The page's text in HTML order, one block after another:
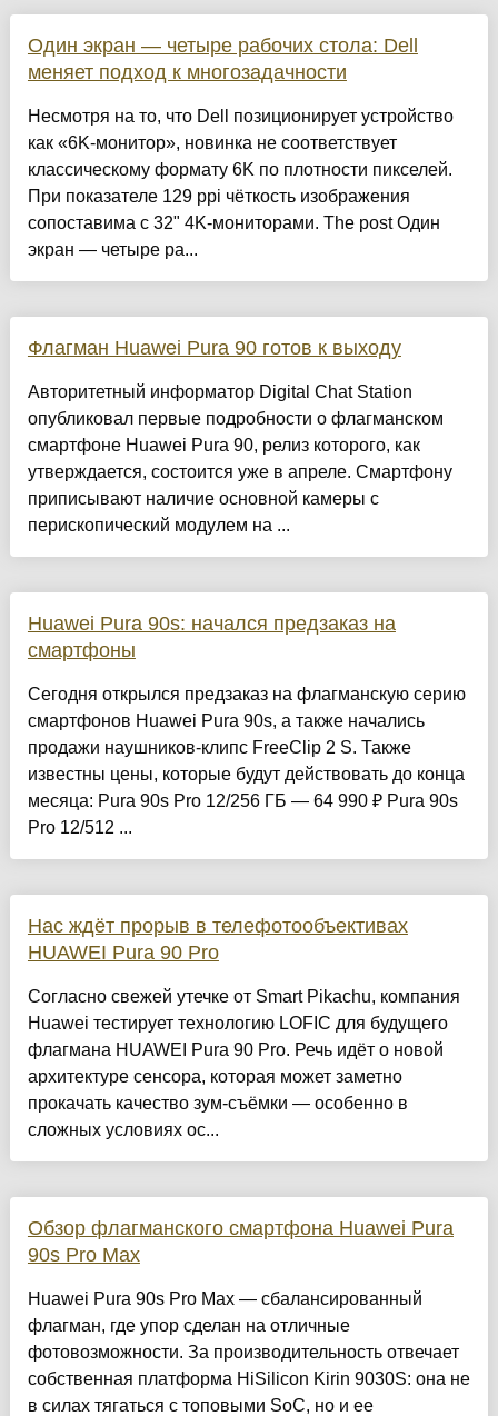
Один экран — четыре рабочих стола: Dell
меняет подход к многозадачности
Несмотря на то, что Dell позиционирует устройство
как «6K-монитор», новинка не соответствует
классическому формату 6K по плотности пикселей.
При показателе 129 ppi чёткость изображения
сопоставима с 32" 4K-мониторами. The post Один
экран — четыре ра...
Флагман Huawei Pura 90 готов к выходу
Авторитетный информатор Digital Chat Station
опубликовал первые подробности о флагманском
смартфоне Huawei Pura 90, релиз которого, как
утверждается, состоится уже в апреле. Смартфону
приписывают наличие основной камеры с
перископический модулем на ...
Huawei Pura 90s: начался предзаказ на
смартфоны
Сегодня открылся предзаказ на флагманскую серию
смартфонов Huawei Pura 90s, а также начались
продажи наушников-клипс FreeClip 2 S. Также
известны цены, которые будут действовать до конца
месяца: Pura 90s Pro 12/256 ГБ — 64 990 ₽ Pura 90s
Pro 12/512 ...
Нас ждёт прорыв в телефотообъективах
HUAWEI Pura 90 Pro
Согласно свежей утечке от Smart Pikachu, компания
Huawei тестирует технологию LOFIC для будущего
флагмана HUAWEI Pura 90 Pro. Речь идёт о новой
архитектуре сенсора, которая может заметно
прокачать качество зум-съёмки — особенно в
сложных условиях ос...
Обзор флагманского смартфона Huawei Pura
90s Pro Max
Huawei Pura 90s Pro Max — сбалансированный
флагман, где упор сделан на отличные
фотовозможности. За производительность отвечает
собственная платформа HiSilicon Kirin 9030S: она не
в силах тягаться с топовыми SoC, но и ее